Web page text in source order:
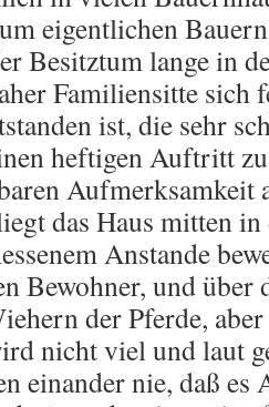
eigentlichen
Besitztum lange in
Familiensitte sich
ist, die sehr
heftigen Auftritt
Aufmerksamkeit
das Haus mitten
Anstande
Bewohner, und über
der Pferde,
nicht viel und laut
einander nie, daß es